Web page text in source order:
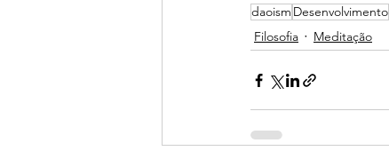
daoism Desenvolvimento
Filosofia
Meditação